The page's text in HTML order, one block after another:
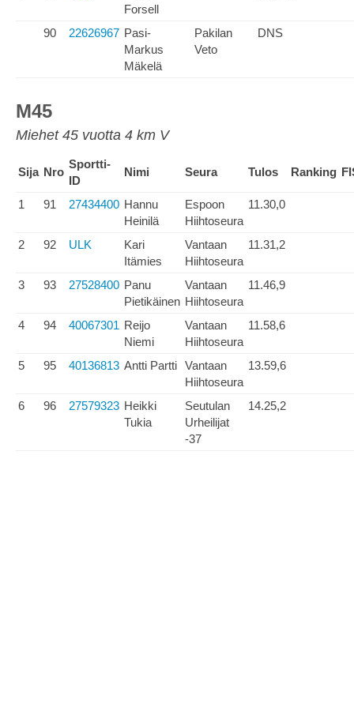
Forsell
90 22626967 Pasi-
Markus
Mäkelä
Pakilan
Veto
DNS
M45
Miehet 45 vuotta 4 km V
Sija Nro
Sportti-
ID
Nimi Seura Tulos Ranking
1 91 27434400 Hannu
Heinilä
Espoon
Hiihtoseura
11.30,0
2 92 ULK
Kari
Itämies
Vantaan
Hiihtoseura
11.31,2
3 93 27528400 Panu
Pietikäinen
Vantaan
Hiihtoseura
11.46,9
4 94 40067301 Reijo
Niemi
Vantaan
Hiihtoseura
11.58,6
5 95 40136813 Antti Partti Vantaan
Hiihtoseura
13.59,6
6 96 27579323 Heikki
Tukia
Seutulan
Urheilijat
-37
14.25,2